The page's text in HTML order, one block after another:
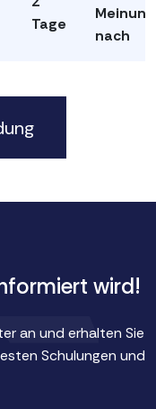
Tage
Meinung
nach
wird!
an und erhalten Sie
Schulungen und